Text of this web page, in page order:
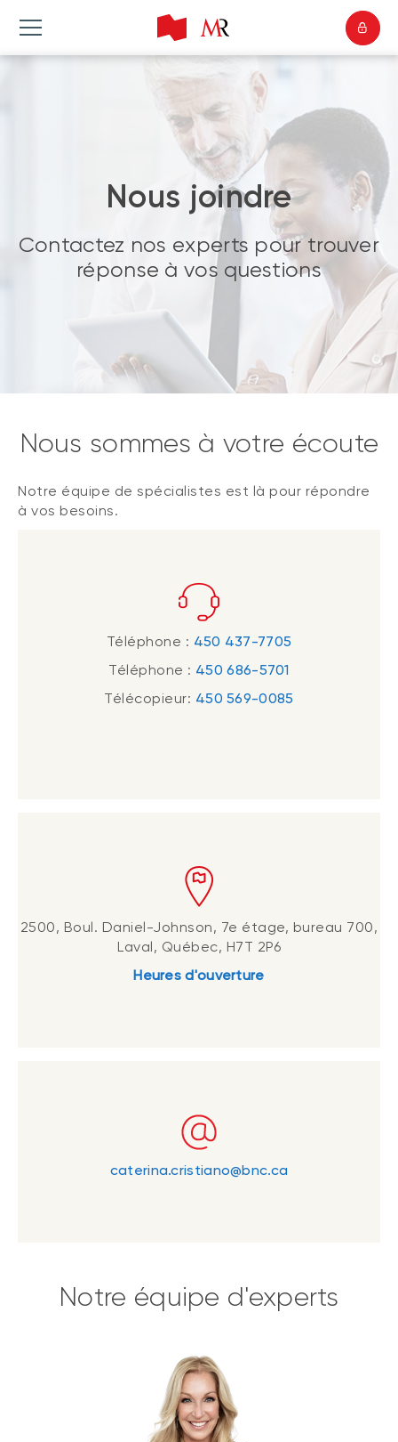
Nous joindre
Contactez nos experts pour trouver
réponse à vos questions
Nous sommes à votre écoute
Notre équipe de spécialistes est là pour répondre
à vos besoins.
Téléphone : 450 437-7705
Téléphone : 450 686-5701
Télécopieur: 450 569-0085
2500, Boul. Daniel-Johnson, 7e étage, bureau 700,
Laval, Québec, H7T 2P6
Heures d'ouverture
caterina.cristiano@bnc.ca
Notre équipe d'experts